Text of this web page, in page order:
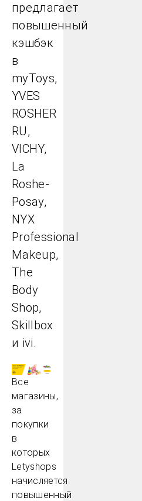
предлагает
повышенный
кэшбэк
в
myToys,
YVES
ROSHER
RU,
VICHY,
La
Roshe-
Posay,
NYX
Professional
Makeup,
The
Body
Shop,
Skillbox
и ivi.
Все
магазины,
за
покупки
в
которых
Letyshops
начисляется
повышенный